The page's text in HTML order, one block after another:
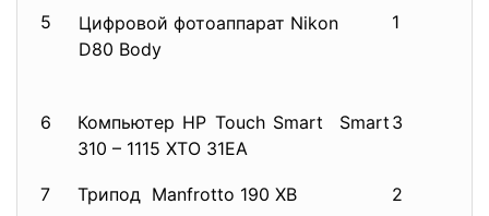
5
Цифровой фотоаппарат Nikon
D80 Body
1
6
Компьютер HP Touch Smart Smart
310 – 1115 ХТО 31ЕА
3
7 Трипод Manfrotto 190 XB 2